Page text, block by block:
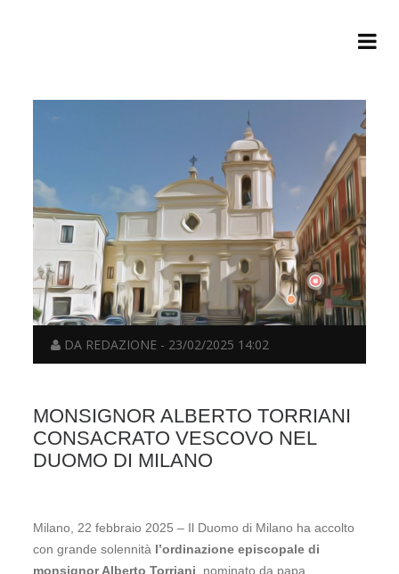
DA REDAZIONE - 23/02/2025 14:02
MONSIGNOR ALBERTO TORRIANI
CONSACRATO VESCOVO NEL
DUOMO DI MILANO
Milano, 22 febbraio 2025 – Il Duomo di Milano ha accolto
con grande solennità l’ordinazione episcopale di
monsignor Alberto Torriani , nominato da papa